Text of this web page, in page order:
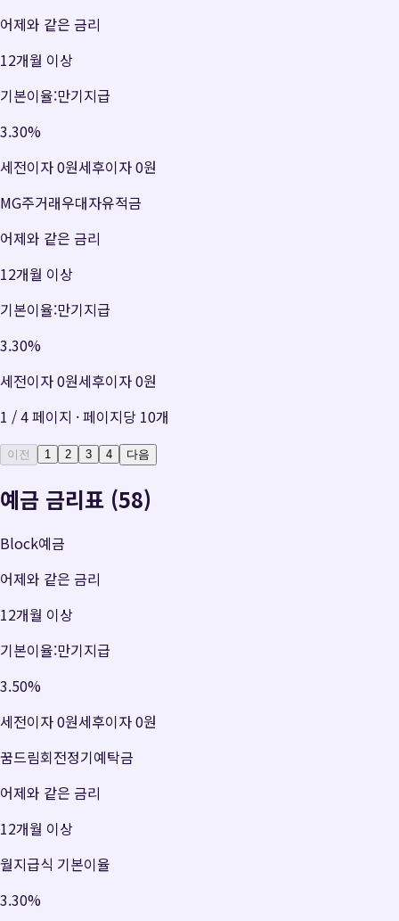
어제와 같은 금리
12개월 이상
기본이율:만기지급
3.30%
세전이자0원세후이자0원
MG주거래우대자유적금
어제와 같은 금리
12개월 이상
기본이율:만기지급
3.30%
세전이자0원세후이자0원
1 /4페이지 · 페이지당 10개
이전 1 2 3 4 다음
예금 금리표 (58)
Block예금
어제와 같은 금리
12개월 이상
기본이율:만기지급
3.50%
세전이자0원세후이자0원
꿈드림회전정기예탁금
어제와 같은 금리
12개월 이상
월지급식 기본이율
3.30%